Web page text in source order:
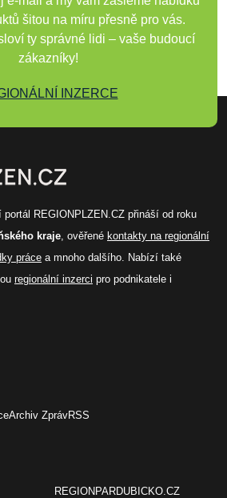
šitou na míru přesně pro vás.
ty správné lidi – vaše budoucí
zákazníky!
INZERCE
REGIONPLZEN.CZ přináší od roku
kraje, ověřené kontakty na regionální
práce a mnoho dalšího. Nabízí také
regionální inzerci pro podnikatele i
Archiv ZprávRSS
REGIONPARDUBICKO.CZ